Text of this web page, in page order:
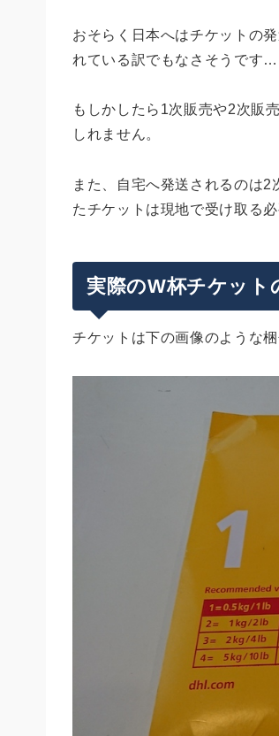
おそらく日本へはチケットの
れている訳でもなさそうです…
もしかしたら1次販売や2次販
しれません。
また、自宅へ発送されるのは
たチケットは現地で受け取る
実際のW杯チケット
チケットは下の画像のような